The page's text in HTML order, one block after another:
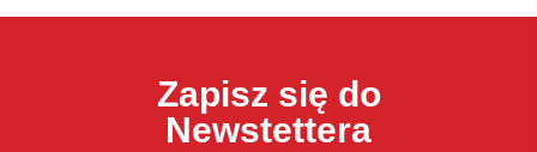
Zapisz się do
Newstettera